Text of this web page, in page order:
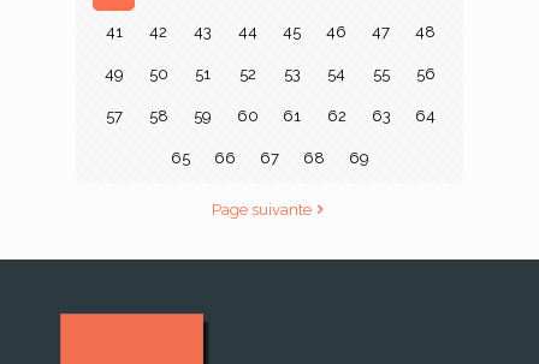
41 42 43 44 45 46 47 48
49 50 51 52 53 54 55 56
57 58 59 60 61 62 63 64
65 66 67 68 69
Page suivante